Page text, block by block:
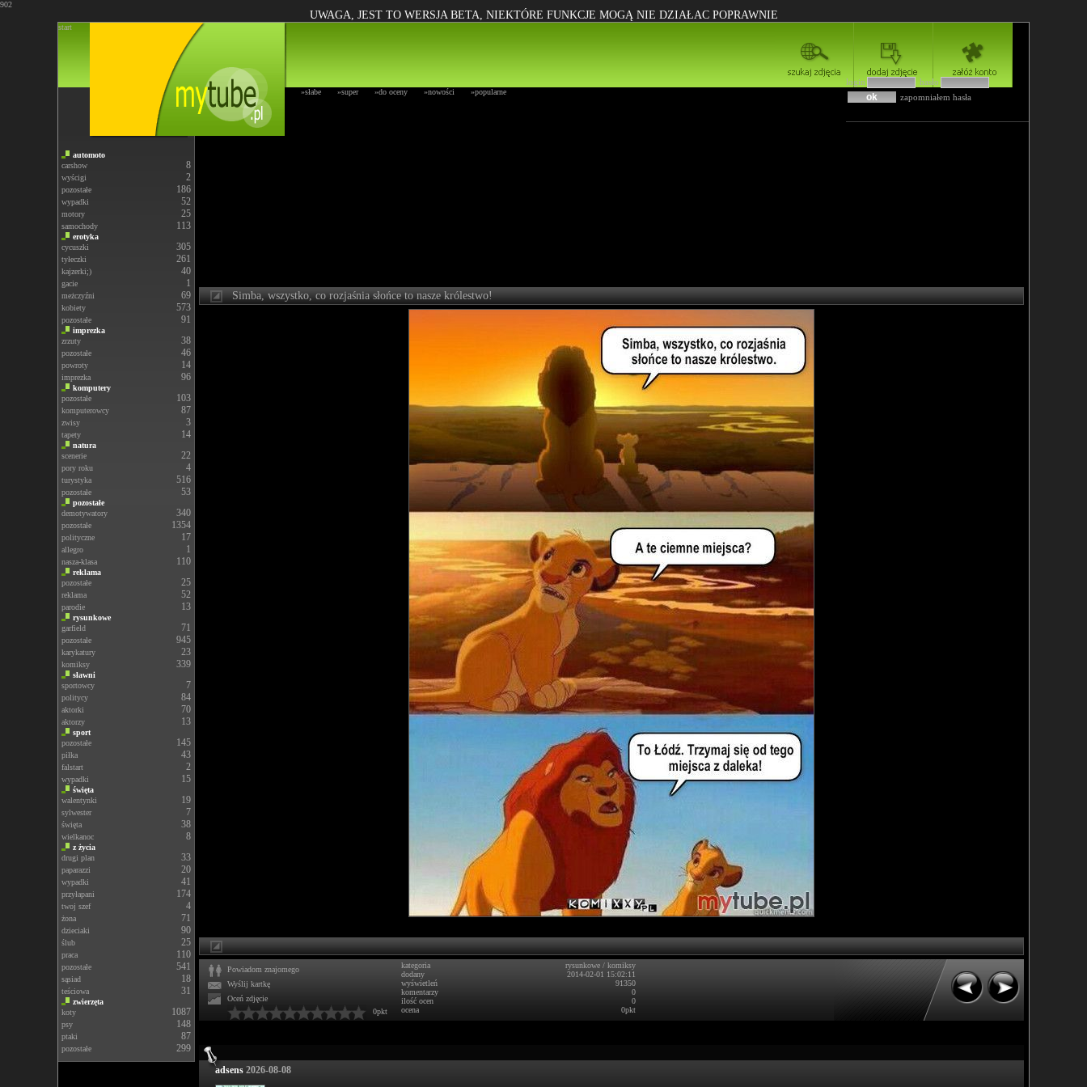
902
UWAGA, JEST TO WERSJA BETA, NIEKTÓRE FUNKCJE MOGĄ NIE DZIAŁAC POPRAWNIE
start
»słabe »super »do oceny »nowości »popularne
login
hasło
zapomniałem hasła
automoto
carshow
8
wyścigi 2
pozostałe 186
wypadki 52
motory 25
samochody 113
erotyka
cycuszki
305
tyłeczki 261
kajzerki;) 40
gacie 1
meżczyźni 69
kobiety 573
pozostałe 91
imprezka
zrzuty
38
pozostałe 46
powroty 14
imprezka 96
komputery
pozostałe
103
komputerowcy 87
zwisy 3
tapety 14
natura
scenerie
22
pory roku 4
turystyka 516
pozostałe 53
pozostałe
demotywatory
340
pozostałe 1354
polityczne 17
allegro 1
nasza-klasa 110
reklama
pozostałe
25
reklama 52
parodie 13
rysunkowe
garfield
71
pozostałe 945
karykatury 23
komiksy 339
sławni
sportowcy
7
politycy 84
aktorki 70
aktorzy 13
sport
pozostałe
145
piłka 43
falstart 2
wypadki 15
święta
walentynki
19
sylwester 7
święta 38
wielkanoc 8
z życia
drugi plan
33
paparazzi 20
wypadki 41
przyłapani 174
twoj szef 4
żona 71
dzieciaki 90
ślub 25
praca 110
pozostałe 541
sąsiad 18
teściowa 31
zwierzęta
koty
1087
psy 148
ptaki 87
pozostałe 299
Simba, wszystko, co rozjaśnia słońce to nasze królestwo!
Powiadom znajomego
Wyślij kartkę
Oceń zdjęcie
0pkt
kategoria
dodany
wyświetleń
komentarzy
ilość ocen
ocena
rysunkowe / komiksy
2014-02-01 15:02:11
91350
0
0
0pkt
adsens 2026-08-08